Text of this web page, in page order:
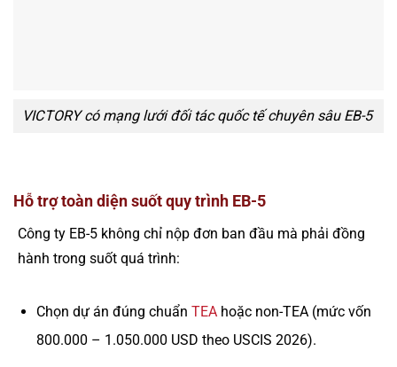
VICTORY có mạng lưới đối tác quốc tế chuyên sâu EB-5
Hỗ trợ toàn diện suốt quy trình EB-5
Công ty EB-5 không chỉ nộp đơn ban đầu mà phải đồng
hành trong suốt quá trình:
Chọn dự án đúng chuẩn TEAhoặc non-TEA (mức vốn
800.000 – 1.050.000 USD theo USCIS 2026).